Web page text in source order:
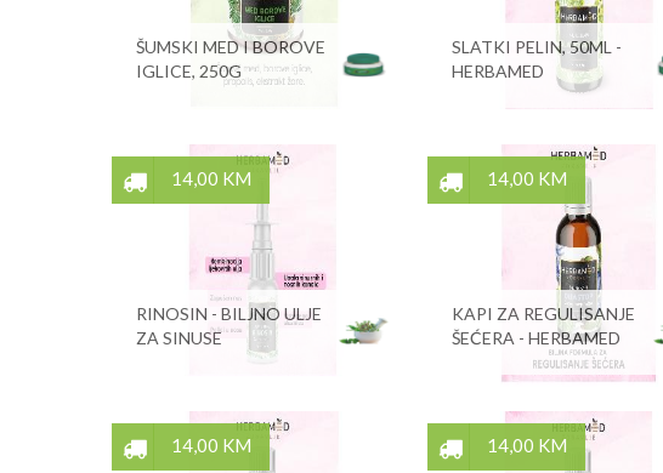
ŠUMSKI MED I BOROVE
IGLICE, 250G
SLATKI PELIN, 50ML -
HERBAMED
14,00 KM
RINOSIN - BILJNO ULJE
ZA SINUSE
14,00 KM
KAPI ZA REGULISANJE
ŠEĆERA - HERBAMED
14,00 KM 14,00 KM